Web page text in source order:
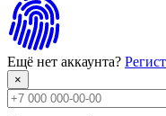
Ещё нет аккаунта?
×